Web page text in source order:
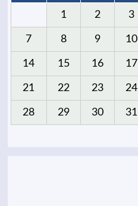
1 2 3
7 8 9 10
14 15 16 17
21 22 23 24
28 29 30 31